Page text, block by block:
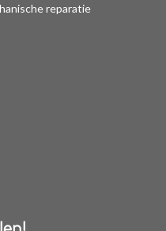
reparatie